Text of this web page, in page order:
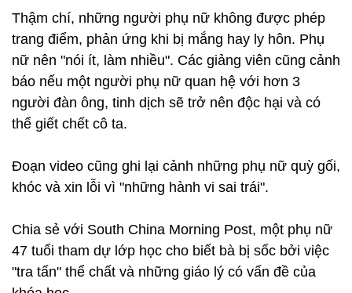
Thậm chí, những người phụ nữ không được phép
trang điểm, phản ứng khi bị mắng hay ly hôn. Phụ
nữ nên "nói ít, làm nhiều". Các giảng viên cũng cảnh
báo nếu một người phụ nữ quan hệ với hơn 3
người đàn ông, tinh dịch sẽ trở nên độc hại và có
thể giết chết cô ta.
Đoạn video cũng ghi lại cảnh những phụ nữ quỳ gối,
khóc và xin lỗi vì "những hành vi sai trái".
Chia sẻ với South China Morning Post, một phụ nữ
47 tuổi tham dự lớp học cho biết bà bị sốc bởi việc
"tra tấn" thể chất và những giáo lý có vấn đề của